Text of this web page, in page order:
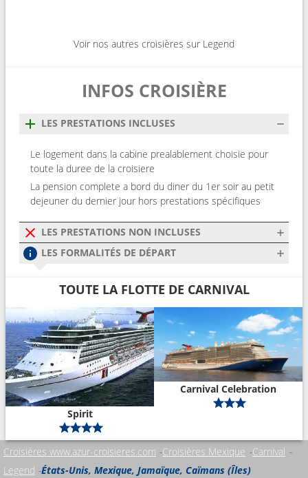
Voir nos autres croisières sur Legend
INFOS CROISIÈRE
LES PRESTATIONS INCLUSES
Le logement dans la cabine prealablement choisie pour
toute la duree de la croisiere
La pension complete a bord du diner du 1er soir au petit
dejeuner du dernier jour hors prestations spécifiques
LES PRESTATIONS NON INCLUSES
LES FORMALITÉS DE DÉPART
TOUTE LA FLOTTE DE CARNIVAL
Spirit
Carnival Celebration
Croisières www.azur-croisieres.com Croisières Mexique Carnival
Legend États-Unis, Mexique, Jamaïque, Caïmans (Îles)